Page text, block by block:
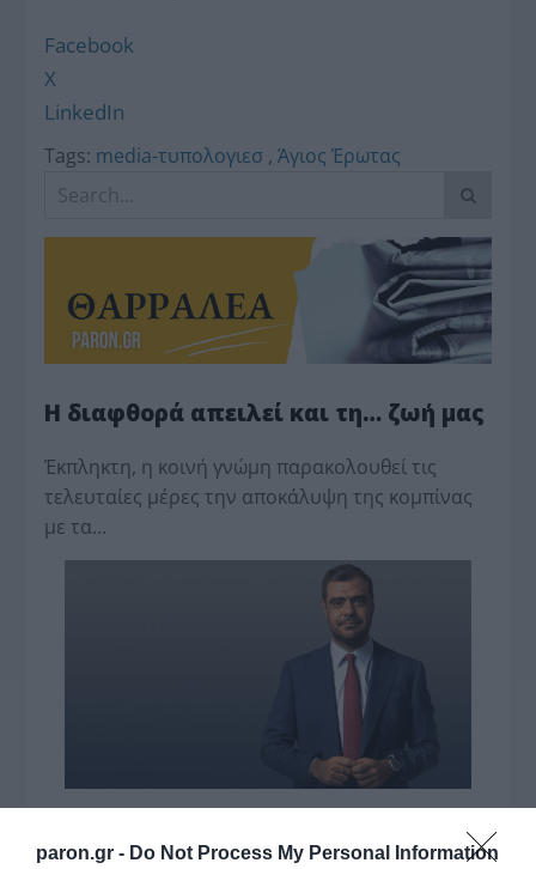
paron.gr - Do Not Process My Personal Information
Facebook
X
LinkedIn
Tags: media-τυπολογιεσ ,Άγιος Έρωτας
Η διαφθορά απειλεί και τη… ζωή μας
Έκπληκτη, η κοινή γνώμη παρακολουθεί τις
τελευταίες μέρες την αποκάλυψη της κο­μπίνας
με τα…